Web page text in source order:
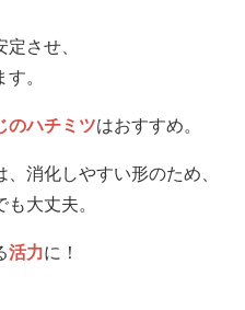
させ、
。
のハチミツはおすすめ。
消化しやすい形のため、
も大丈夫。
活力に！